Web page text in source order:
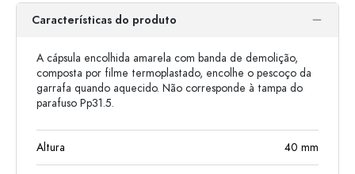
Características do produto
A cápsula encolhida amarela com banda de demolição,
composta por filme termoplastado, encolhe o pescoço da
garrafa quando aquecido. Não corresponde à tampa do
parafuso Pp31.5.
Altura 40 mm